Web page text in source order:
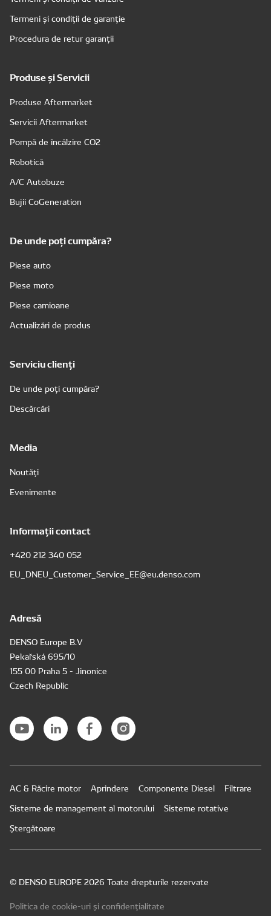
Termeni și condiții de garanție
Procedura de retur garanții
Produse și Servicii
Produse Aftermarket
Servicii Aftermarket
Pompă de încălzire CO2
Robotică
A/C Autobuze
Bujii CoGeneration
De unde poți cumpăra?
Piese auto
Piese moto
Piese camioane
Actualizări de produs
Serviciu clienți
De unde poți cumpăra?
Descărcări
Media
Noutăți
Evenimente
Informații contact
+420 212 340 052
EU_DNEU_Customer_Service_EE@eu.denso.com
Adresă
DENSO Europe B.V
Pekařská 695/10
155 00 Praha 5 - Jinonice
Czech Republic
AC & Răcire motor Aprindere Componente Diesel
Filtrare
Sisteme de management al motorului
Sisteme rotative
Ștergătoare
© DENSO EUROPE 2026 Toate drepturile rezervate
Politica de cookie-uri și confidențialitate